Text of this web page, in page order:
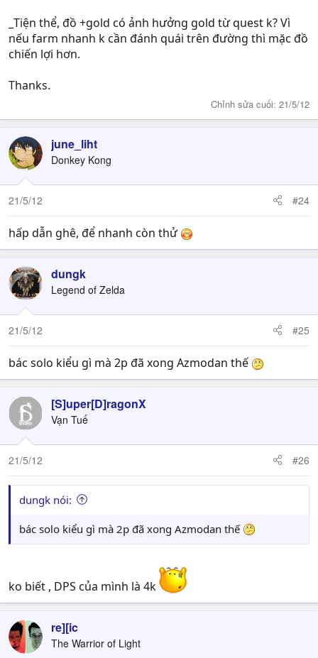
_Tiện thể, đồ +gold có ảnh hưởng gold từ quest k? Vì
nếu farm nhanh k cần đánh quái trên đường thì mặc đồ
chiến lợi hơn.
Thanks.
Chỉnh sửa cuối: 21/5/12
june_liht
Donkey Kong
21/5/12 #24
hấp dẫn ghê, để nhanh còn thử
dungk
Legend of Zelda
21/5/12 #25
bác solo kiểu gì mà 2p đã xong Azmodan thế
[S]uper[D]ragonX
Vạn Tuế
21/5/12 #26
dungk nói:
bác solo kiểu gì mà 2p đã xong Azmodan thế
ko biết , DPS của mình là 4k
re][ic
The Warrior of Light